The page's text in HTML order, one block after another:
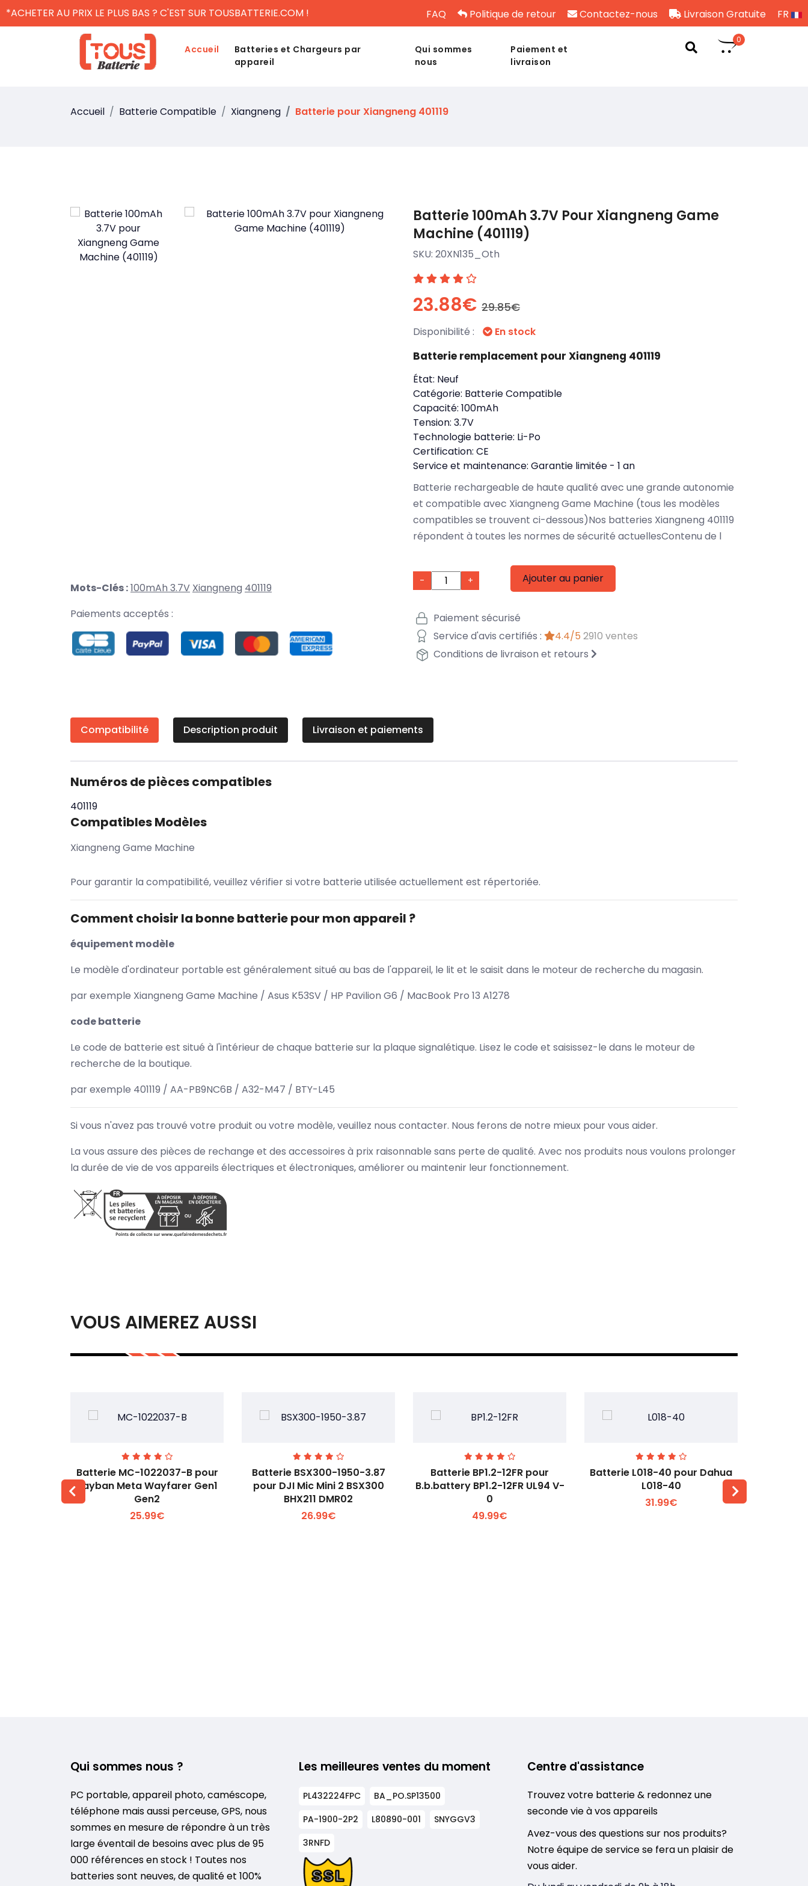
*ACHETER AU PRIX LE PLUS BAS ? C'EST SUR TOUSBATTERIE.COM ! FAQ Politique de retour Contactez-nous Livraison Gratuite FR
Accueil
Batteries et Chargeurs par
appareil
Qui sommes
nous
Paiement et
livraison
0
Accueil Batterie Compatible Xiangneng Batterie pour Xiangneng 401119
Mots-Clés :100mAh 3.7V Xiangneng 401119
Paiements acceptés :
Batterie 100mAh 3.7V Pour Xiangneng Game
Machine (401119)
SKU: 20XN135_Oth
23.88€ 29.85€
Disponibilité : En stock
Batterie remplacement pour Xiangneng 401119
État: Neuf
Catégorie: Batterie Compatible
Capacité: 100mAh
Tension: 3.7V
Technologie batterie: Li-Po
Certification: CE
Service et maintenance: Garantie limitée - 1 an
Batterie rechargeable de haute qualité avec une grande autonomie
et compatible avec Xiangneng Game Machine (tous les modèles
compatibles se trouvent ci-dessous)Nos batteries Xiangneng 401119
répondent à toutes les normes de sécurité actuellesContenu de l
- + Ajouter au panier
Paiement sécurisé
Service d'avis certifiés :
4.4/5 2910 ventes
Conditions de livraison et retours
Compatibilité Description produit Livraison et paiements
Numéros de pièces compatibles
401119
Compatibles Modèles
Xiangneng Game Machine
Pour garantir la compatibilité, veuillez vérifier si votre batterie utilisée actuellement est répertoriée.
Comment choisir la bonne batterie pour mon appareil ?
équipement modèle
Le modèle d'ordinateur portable est généralement situé au bas de l'appareil, le lit et le saisit dans le moteur de recherche du magasin.
par exemple Xiangneng Game Machine / Asus K53SV / HP Pavilion G6 / MacBook Pro 13 A1278
code batterie
Le code de batterie est situé à l'intérieur de chaque batterie sur la plaque signalétique. Lisez le code et saisissez-le dans le moteur de
recherche de la boutique.
par exemple 401119 / AA-PB9NC6B / A32-M47 / BTY-L45
Si vous n'avez pas trouvé votre produit ou votre modèle, veuillez nous contacter. Nous ferons de notre mieux pour vous aider.
La vous assure des pièces de rechange et des accessoires à prix raisonnable sans perte de qualité. Avec nos produits nous voulons prolonger
la durée de vie de vos appareils électriques et électroniques, améliorer ou maintenir leur fonctionnement.
VOUS AIMEREZ AUSSI
Voir plus +
Batterie MC-1022037-B pour
Rayban Meta Wayfarer Gen1
Gen2
25.99€
Voir plus +
Batterie BSX300-1950-3.87
pour DJI Mic Mini 2 BSX300
BHX211 DMR02
26.99€
Voir plus +
Batterie BP1.2-12FR pour
B.b.battery BP1.2-12FR UL94 V-
0
49.99€
Voir plus +
Batterie L018-40 pour Dahua
L018-40
31.99€
Qui sommes nous ?
PC portable, appareil photo, caméscope,
téléphone mais aussi perceuse, GPS, nous
sommes en mesure de répondre à un très
large éventail de besoins avec plus de 95
000 références en stock ! Toutes nos
batteries sont neuves, de qualité et 100%
Les meilleures ventes du moment
PL432224FPC
BA_PO.SP13500
PA-1900-2P2
L80890-001
SNYGGV3
3RNFD
Centre d'assistance
Trouvez votre batterie & redonnez une
seconde vie à vos appareils
Avez-vous des questions sur nos produits?
Notre équipe de service se fera un plaisir de
vous aider.